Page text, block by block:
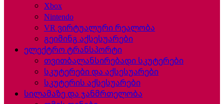
Xbox
Nintendo
VR ვირტუალური რეალობა
გეიმინგ აქსესუარები
ელექტრო ტრანსპორტი
თვითბალანსირებადი სკუტერები
სკუტერები და აქსესუარები
სკუტერის აქსესუარები
სილამაზე და ჯანმრთელობა